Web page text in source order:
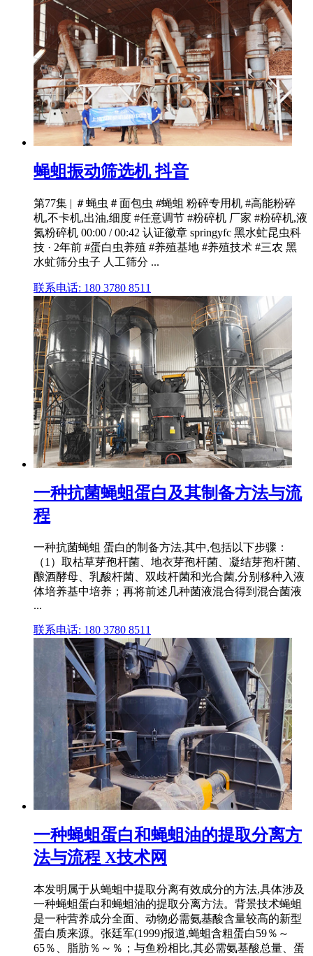
蝇蛆振动筛选机 抖音
第77集 | ＃蝇虫＃面包虫 #蝇蛆 粉碎专用机 #高能粉碎
机,不卡机,出油,细度 #任意调节 #粉碎机 厂家 #粉碎机,液
氮粉碎机 00:00 / 00:42 认证徽章 springyfc 黑水虻昆虫科
技 · 2年前 #蛋白虫养殖 #养殖基地 #养殖技术 #三农 黑
水虻筛分虫子 人工筛分 ...
联系电话: 180 3780 8511
一种抗菌蝇蛆蛋白及其制备方法与流
程
一种抗菌蝇蛆 蛋白的制备方法,其中,包括以下步骤：
（1）取枯草芽孢杆菌、地衣芽孢杆菌、凝结芽孢杆菌、
酿酒酵母、乳酸杆菌、双歧杆菌和光合菌,分别移种入液
体培养基中培养；再将前述几种菌液混合得到混合菌液
...
联系电话: 180 3780 8511
一种蝇蛆蛋白和蝇蛆油的提取分离方
法与流程 X技术网
本发明属于从蝇蛆中提取分离有效成分的方法,具体涉及
一种蝇蛆蛋白和蝇蛆油的提取分离方法。背景技术蝇蛆
是一种营养成分全面、动物必需氨基酸含量较高的新型
蛋白质来源。张廷军(1999)报道,蝇蛆含粗蛋白59％～
65％、脂肪％～％；与鱼粉相比,其必需氨基酸总量、蛋